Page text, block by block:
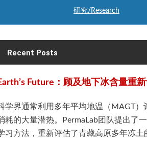
研究/Research
Recent Posts
Future：顾及地下冰含量重
学界通常利用多年平均地温（MAGT
耗的大量潜热。PermaLab团队提出了
习方法，重新评估了青藏高原多年冻